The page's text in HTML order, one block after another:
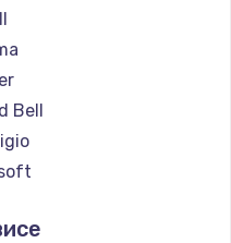
Hasee
ZTE
Hiper
Evga
Google
Echips
Predator
Bell